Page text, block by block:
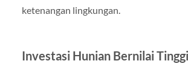
ketenangan lingkungan.
Investasi Hunian Bernilai Tinggi